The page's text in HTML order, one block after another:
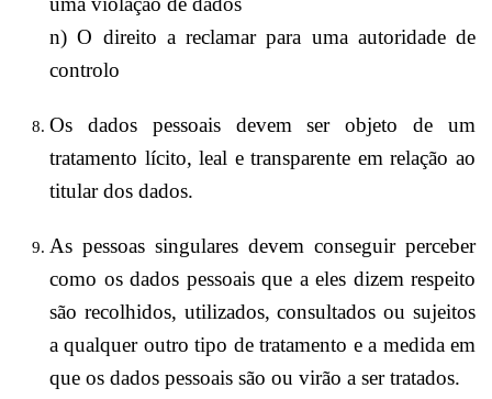
n) O direito a reclamar para uma autoridade de
controlo
Os dados pessoais devem ser objeto de um
tratamento lícito, leal e transparente em relação ao
titular dos dados.
As pessoas singulares devem conseguir perceber
como os dados pessoais que a eles dizem respeito
são recolhidos, utilizados, consultados ou sujeitos
a qualquer outro tipo de tratamento e a medida em
que os dados pessoais são ou virão a ser tratados.